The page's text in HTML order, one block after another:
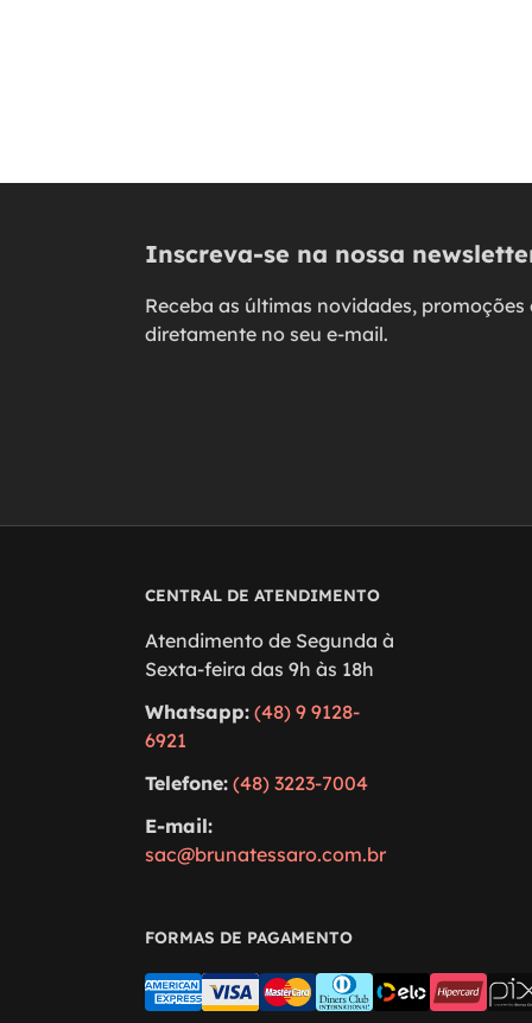
Inscreva-se na nossa
Receba as últimas novidades,
diretamente no seu e-mail.
CENTRAL DE ATENDIMENTO
Atendimento de Segunda à
Sexta-feira das 9h às 18h
Whatsapp: (48) 9 9128-
6921
Telefone: (48) 3223-7004
E-mail:
sac@brunatessaro.com.br
FORMAS DE PAGAMENTO